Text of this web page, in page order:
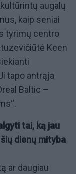
augalų
kaip seniai
tyrimų centro
Keen
tapo antrąja
Baltic –
tai, ką jau
dienų mityba
ar daugiau